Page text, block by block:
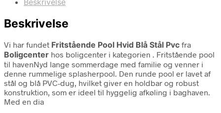
Beskrivelse
Beskrivelse
Vi har fundet Fritstående Pool Hvid Blå Stål Pvc fra
Boligcenter hos boligcenter i kategorien . Fritstående pool
til havenNyd lange sommerdage med familie og venner i
denne rummelige splasherpool. Den runde pool er lavet af
stål og blå PVC-dug, hvilket giver en holdbar og robust
konstruktion, som er ideel til hyggelig afkøling i baghaven.
Med en dia